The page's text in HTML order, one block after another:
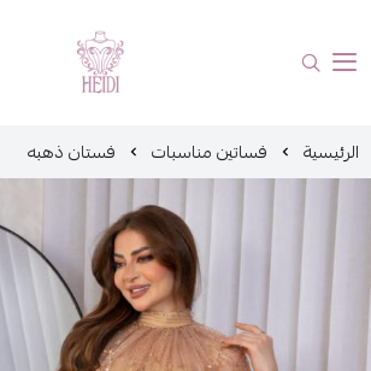
هايدي فاشن
الرئيسية فساتين مناسبات فستان ذهبه